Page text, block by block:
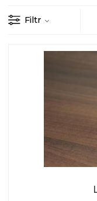
Filtr